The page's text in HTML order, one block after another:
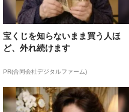
宝くじを知らないまま買う人ほ
ど、外れ続けます
PR(合同会社デジタルファーム)